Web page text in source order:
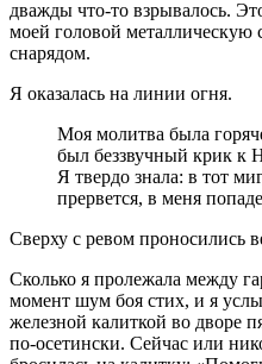
дважды что-то взрывалось.
моей головой металлическую
снарядом.
Я оказалась на линии огня.
Моя молитва была
был беззвучный крик к
Я твердо знала: в тот
прервется, в меня
Сверху с ревом проносились
Сколько я пролежала между
момент шум боя стих, и я
железной калиткой во дворе
по-осетински. Сейчас или